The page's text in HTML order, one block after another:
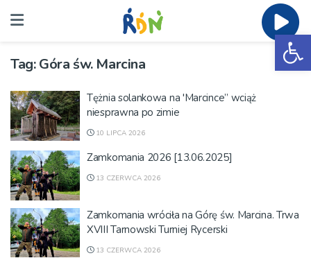
Tag:Góra św. Marcina
Tężnia solankowa na 'Marcince” wciąż
niesprawna po zimie
10 LIPCA 2026
Zamkomania 2026 [13.06.2025]
13 CZERWCA 2026
Zamkomania wróciła na Górę św. Marcina. Trwa
XVIII Tarnowski Turniej Rycerski
13 CZERWCA 2026